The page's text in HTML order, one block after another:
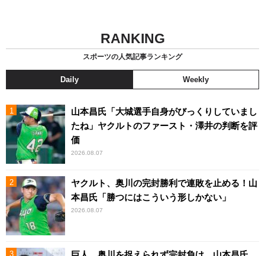
RANKING
スポーツの人気記事ランキング
Daily Weekly
山本昌氏「大城選手自身がびっくりしていまし
たね」ヤクルトのファースト・澤井の判断を評
価
2026.08.07
ヤクルト、奥川の完封勝利で連敗を止める！山
本昌氏「勝つにはこういう形しかない」
2026.08.07